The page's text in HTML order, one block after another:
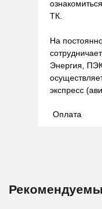
ТК.
На
Энергия,
экспресс
Оплата